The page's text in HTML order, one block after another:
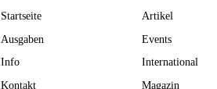
Startseite
Ausgaben
Info
Kontakt
Artikel
Events
International
Magazin